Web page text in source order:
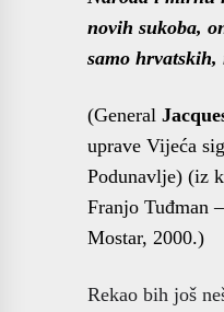
novih sukoba,
samo
(General
uprave Vijeća
Podunavlje) (iz
Franjo Tuđman
Mostar, 2000.)
Rekao bih još